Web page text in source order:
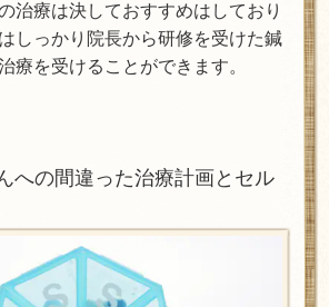
治療は決しておすすめはしており
しっかり院長から研修を受けた鍼
療を受けることができます。
への間違った治療計画とセル